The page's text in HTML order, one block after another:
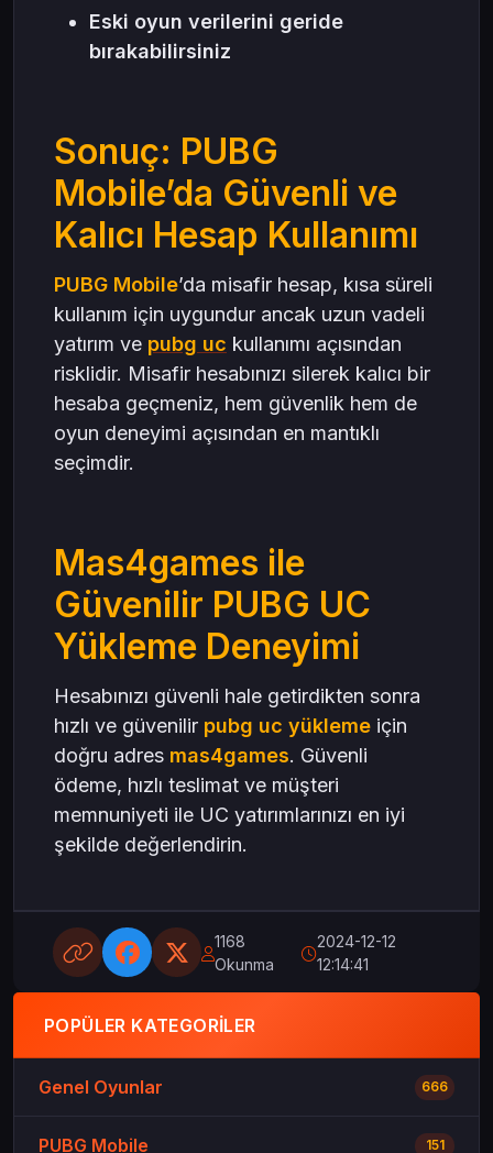
Eski oyun verilerini geride
bırakabilirsiniz
Sonuç: PUBG
Mobile’da Güvenli ve
Kalıcı Hesap Kullanımı
PUBG Mobile’da misafir hesap, kısa süreli
kullanım için uygundur ancak uzun vadeli
yatırım ve pubg uc kullanımı açısından
risklidir. Misafir hesabınızı silerek kalıcı bir
hesaba geçmeniz, hem güvenlik hem de
oyun deneyimi açısından en mantıklı
seçimdir.
Mas4games ile
Güvenilir PUBG UC
Yükleme Deneyimi
Hesabınızı güvenli hale getirdikten sonra
hızlı ve güvenilir pubg uc yükleme için
doğru adres mas4games. Güvenli
ödeme, hızlı teslimat ve müşteri
memnuniyeti ile UC yatırımlarınızı en iyi
şekilde değerlendirin.
1168
Okunma
2024-12-12
12:14:41
POPÜLER KATEGORILER
Genel Oyunlar 666
PUBG Mobile 151